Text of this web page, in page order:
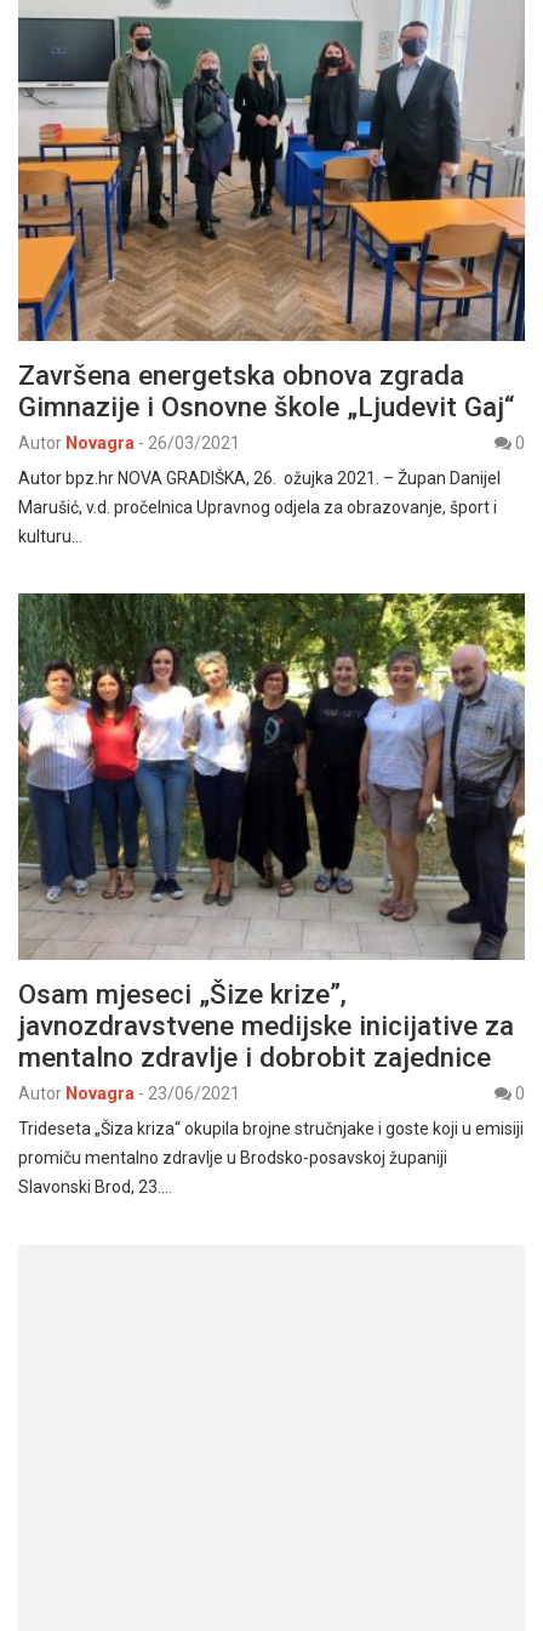
Završena energetska obnova zgrada
Gimnazije i Osnovne škole „Ljudevit Gaj“
Autor Novagra - 26/03/2021
0
Autor bpz.hr NOVA GRADIŠKA, 26. ožujka 2021. – Župan Danijel
Marušić, v.d. pročelnica Upravnog odjela za obrazovanje, šport i
kulturu…
Osam mjeseci „Šize krize”,
javnozdravstvene medijske inicijative za
mentalno zdravlje i dobrobit zajednice
Autor Novagra - 23/06/2021
0
Trideseta „Šiza kriza“ okupila brojne stručnjake i goste koji u emisiji
promiču mentalno zdravlje u Brodsko-posavskoj županiji
Slavonski Brod, 23.…